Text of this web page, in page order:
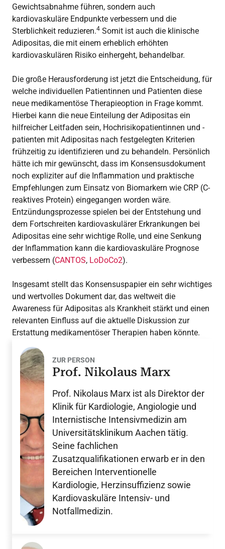
Gewichtsabnahme führen, sondern auch
kardiovaskuläre Endpunkte verbessern und die
Sterblichkeit reduzieren.4 Somit ist auch die klinische
Adipositas, die mit einem erheblich erhöhten
kardiovaskulären Risiko einhergeht, behandelbar.
Die große Herausforderung ist jetzt die Entscheidung, für
welche individuellen Patientinnen und Patienten diese
neue medikamentöse Therapieoption in Frage kommt.
Hierbei kann die neue Einteilung der Adipositas ein
hilfreicher Leitfaden sein, Hochrisikopatientinnen und -
patienten mit Adipositas nach festgelegten Kriterien
frühzeitig zu identifizieren und zu behandeln. Persönlich
hätte ich mir gewünscht, dass im Konsensusdokument
noch expliziter auf die Inflammation und praktische
Empfehlungen zum Einsatz von Biomarkern wie CRP (C-
reaktives Protein) eingegangen worden wäre.
Entzündungsprozesse spielen bei der Entstehung und
dem Fortschreiten kardiovaskulärer Erkrankungen bei
Adipositas eine sehr wichtige Rolle, und eine Senkung
der Inflammation kann die kardiovaskuläre Prognose
verbessern (CANTOS, LoDoCo2).
Insgesamt stellt das Konsensuspapier ein sehr wichtiges
und wertvolles Dokument dar, das weltweit die
Awareness für Adipositas als Krankheit stärkt und einen
relevanten Einfluss auf die aktuelle Diskussion zur
Erstattung medikamentöser Therapien haben könnte.
ZUR PERSON
Prof. Nikolaus Marx
Prof. Nikolaus Marx ist als Direktor der
Klinik für Kardiologie, Angiologie und
Internistische Intensivmedizin am
Universitätsklinikum Aachen tätig.
Seine fachlichen
Zusatzqualifikationen erwarb er in den
Bereichen Interventionelle
Kardiologie, Herzinsuffizienz sowie
Kardiovaskuläre Intensiv- und
Notfallmedizin.